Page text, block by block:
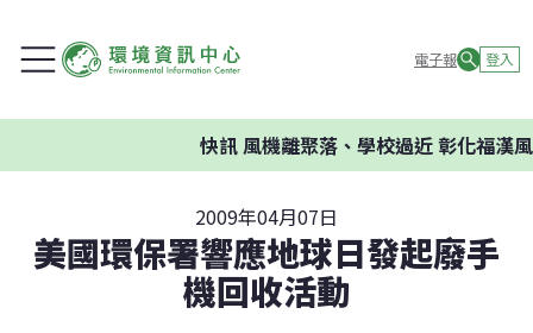
電子報 登入
快訊風機離聚落、學校過近 彰化福漢
2009年04月07日
美國環保署響應地球日發起廢手
機回收活動